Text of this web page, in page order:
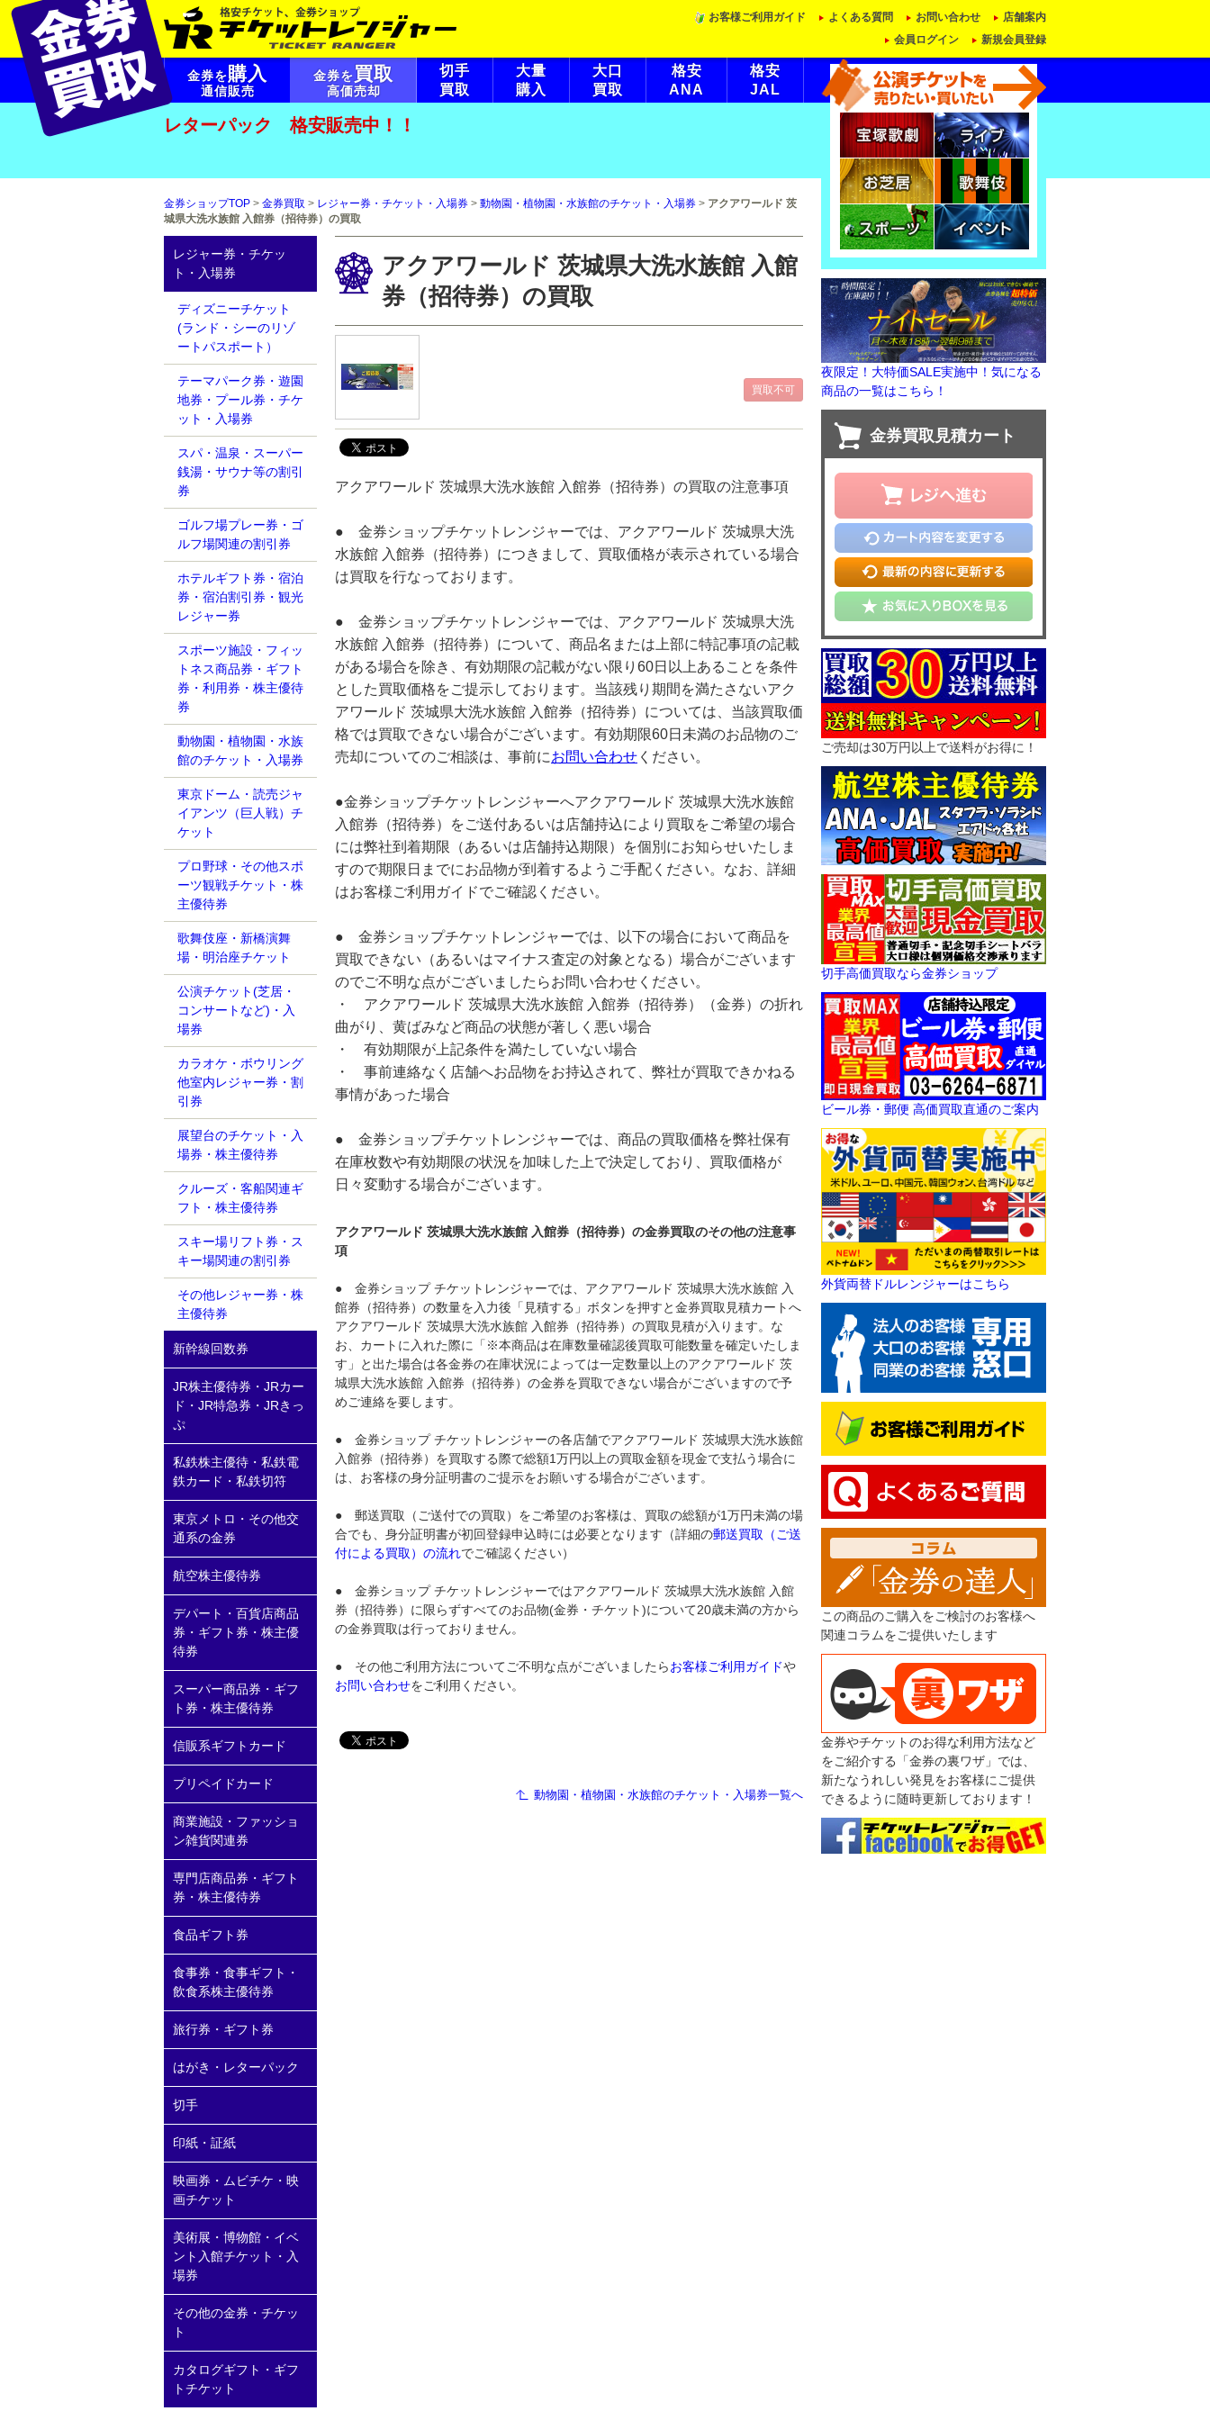
お客様ご利用ガイド よくある質問 お問い合わせ
店舗案内
会員ログイン
新規会員登録
金券を購入
通信販売
金券を買取
高価売却
切手
買取
大量
購入
大口
買取
格安
ANA
格安
JAL
レターパック 格安販売中！！
金券ショップTOP > 金券買取 > レジャー券・チケット・入場券 > 動物園・植物園・水族館のチケット・入場券 > アクアワールド 茨
城県大洗水族館 入館券（招待券）の買取
アクアワールド 茨城県大洗水族館 入館
券（招待券）の買取
アクアワールド 茨城県大洗水族館 入館券（招待券）の買取の注意事項
● 金券ショップチケットレンジャーでは、アクアワールド 茨城県大洗
水族館 入館券（招待券）につきまして、買取価格が表示されている場合
は買取を行なっております。
● 金券ショップチケットレンジャーでは、アクアワールド 茨城県大洗
水族館 入館券（招待券）について、商品名または上部に特記事項の記載
がある場合を除き、有効期限の記載がない限り60日以上あることを条件
とした買取価格をご提示しております。当該残り期間を満たさないアク
アワールド 茨城県大洗水族館 入館券（招待券）については、当該買取価
格では買取できない場合がございます。有効期限60日未満のお品物のご
売却についてのご相談は、事前にお問い合わせ ください。
●金券ショップチケットレンジャーへアクアワールド 茨城県大洗水族館
入館券（招待券）をご送付あるいは店舗持込により買取をご希望の場合
には弊社到着期限（あるいは店舗持込期限）を個別にお知らせいたしま
すので期限日までにお品物が到着するようご手配ください。なお、詳細
はお客様ご利用ガイドでご確認ください。
● 金券ショップチケットレンジャーでは、以下の場合において商品を
買取できない（あるいはマイナス査定の対象となる）場合がございます
のでご不明な点がございましたらお問い合わせください。
・ アクアワールド 茨城県大洗水族館 入館券（招待券）（金券）の折れ
曲がり、黄ばみなど商品の状態が著しく悪い場合
・ 有効期限が上記条件を満たしていない場合
・ 事前連絡なく店舗へお品物をお持込されて、弊社が買取できかねる
事情があった場合
● 金券ショップチケットレンジャーでは、商品の買取価格を弊社保有
在庫枚数や有効期限の状況を加味した上で決定しており、買取価格が
日々変動する場合がございます。
アクアワールド 茨城県大洗水族館 入館券（招待券）の金券買取のその他の注意事
項
● 金券ショップ チケットレンジャーでは、アクアワールド 茨城県大洗水族館 入
館券（招待券）の数量を入力後「見積する」ボタンを押すと金券買取見積カートへ
アクアワールド 茨城県大洗水族館 入館券（招待券）の買取見積が入ります。な
お、カートに入れた際に「※本商品は在庫数量確認後買取可能数量を確定いたしま
す」と出た場合は各金券の在庫状況によっては一定数量以上のアクアワールド 茨
城県大洗水族館 入館券（招待券）の金券を買取できない場合がございますので予
めご連絡を要します。
● 金券ショップ チケットレンジャーの各店舗でアクアワールド 茨城県大洗水族館
入館券（招待券）を買取する際で総額1万円以上の買取金額を現金で支払う場合に
は、お客様の身分証明書のご提示をお願いする場合がございます。
● 郵送買取（ご送付での買取）をご希望のお客様は、買取の総額が1万円未満の場
合でも、身分証明書が初回登録申込時には必要となります（詳細の郵送買取（ご送
付による買取）の流れでご確認ください）
● 金券ショップ チケットレンジャーではアクアワールド 茨城県大洗水族館 入館
券（招待券）に限らずすべてのお品物(金券・チケット)について20歳未満の方から
の金券買取は行っておりません。
● その他ご利用方法についてご不明な点がございましたらお客様ご利用ガイドや
お問い合わせをご利用ください。
動物園・植物園・水族館のチケット・入場券一覧へ
レジャー券・チケッ
ト・入場券
ディズニーチケット
(ランド・シーのリゾ
ートパスポート）
テーマパーク券・遊園
地券・プール券・チケ
ット・入場券
スパ・温泉・スーパー
銭湯・サウナ等の割引
券
ゴルフ場プレー券・ゴ
ルフ場関連の割引券
ホテルギフト券・宿泊
券・宿泊割引券・観光
レジャー券
スポーツ施設・フィッ
トネス商品券・ギフト
券・利用券・株主優待
券
動物園・植物園・水族
館のチケット・入場券
東京ドーム・読売ジャ
イアンツ（巨人戦）チ
ケット
プロ野球・その他スポ
ーツ観戦チケット・株
主優待券
歌舞伎座・新橋演舞
場・明治座チケット
公演チケット(芝居・
コンサートなど)・入
場券
カラオケ・ボウリング
他室内レジャー券・割
引券
展望台のチケット・入
場券・株主優待券
クルーズ・客船関連ギ
フト・株主優待券
スキー場リフト券・ス
キー場関連の割引券
その他レジャー券・株
主優待券
新幹線回数券
JR株主優待券・JRカー
ド・JR特急券・JRきっ
ぷ
私鉄株主優待・私鉄電
鉄カード・私鉄切符
東京メトロ・その他交
通系の金券
航空株主優待券
デパート・百貨店商品
券・ギフト券・株主優
待券
スーパー商品券・ギフ
ト券・株主優待券
信販系ギフトカード
プリペイドカード
商業施設・ファッショ
ン雑貨関連券
専門店商品券・ギフト
券・株主優待券
食品ギフト券
食事券・食事ギフト・
飲食系株主優待券
旅行券・ギフト券
はがき・レターパック
切手
印紙・証紙
映画券・ムビチケ・映
画チケット
美術展・博物館・イベ
ント入館チケット・入
場券
その他の金券・チケッ
ト
カタログギフト・ギフ
トチケット
夜限定！大特価SALE実施中！気になる
商品の一覧はこちら！
金券買取見積カート
ご売却は30万円以上で送料がお得に！
切手高価買取なら金券ショップ
ビール券・郵便 高価買取直通のご案内
外貨両替ドルレンジャーはこちら
この商品のご購入をご検討のお客様へ
関連コラムをご提供いたします
金券やチケットのお得な利用方法など
をご紹介する「金券の裏ワザ」では、
新たなうれしい発見をお客様にご提供
できるように随時更新しております！